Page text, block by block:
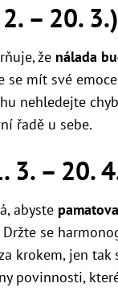
– 20. 3.)
že nálada
se mít své
nehledejte
řadě u sebe.
3. – 20.
abyste
Držte se
krokem, jen tak
povinnosti,